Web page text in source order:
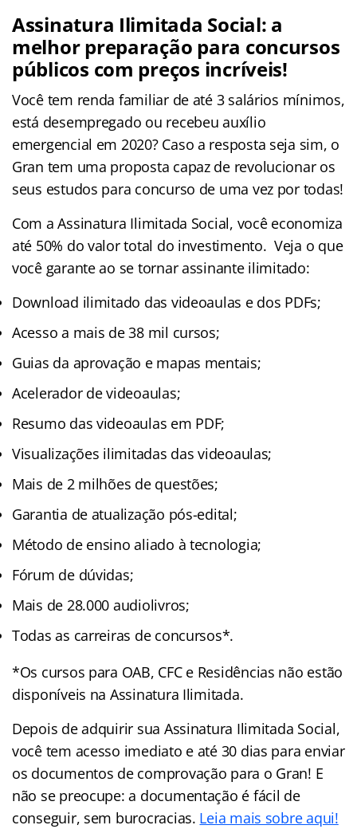
Assinatura Ilimitada Social: a
melhor preparação para concursos
públicos com preços incríveis!
Você tem renda familiar de até 3 salários mínimos,
está desempregado ou recebeu auxílio
emergencial em 2020? Caso a resposta seja sim, o
Gran tem uma proposta capaz de revolucionar os
seus estudos para concurso de uma vez por todas!
Com a Assinatura Ilimitada Social, você economiza
até 50% do valor total do investimento. Veja o que
você garante ao se tornar assinante ilimitado:
Download ilimitado das videoaulas e dos PDFs;
Acesso a mais de 38 mil cursos;
Guias da aprovação e mapas mentais;
Acelerador de videoaulas;
Resumo das videoaulas em PDF;
Visualizações ilimitadas das videoaulas;
Mais de 2 milhões de questões;
Garantia de atualização pós-edital;
Método de ensino aliado à tecnologia;
Fórum de dúvidas;
Mais de 28.000 audiolivros;
Todas as carreiras de concursos*.
*Os cursos para OAB, CFC e Residências não estão
disponíveis na Assinatura Ilimitada.
Depois de adquirir sua Assinatura Ilimitada Social,
você tem acesso imediato e até 30 dias para enviar
os documentos de comprovação para o Gran! E
não se preocupe: a documentação é fácil de
conseguir, sem burocracias. Leia mais sobre aqui!